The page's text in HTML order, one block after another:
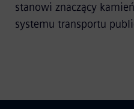
stanowi znaczący
systemu transportu